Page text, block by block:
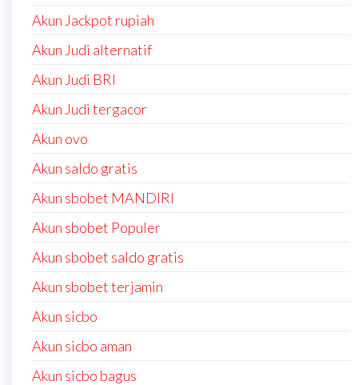
Akun Jackpot rupiah
Akun Judi alternatif
Akun Judi BRI
Akun Judi tergacor
Akun ovo
Akun saldo gratis
Akun sbobet MANDIRI
Akun sbobet Populer
Akun sbobet saldo gratis
Akun sbobet terjamin
Akun sicbo
Akun sicbo aman
Akun sicbo bagus